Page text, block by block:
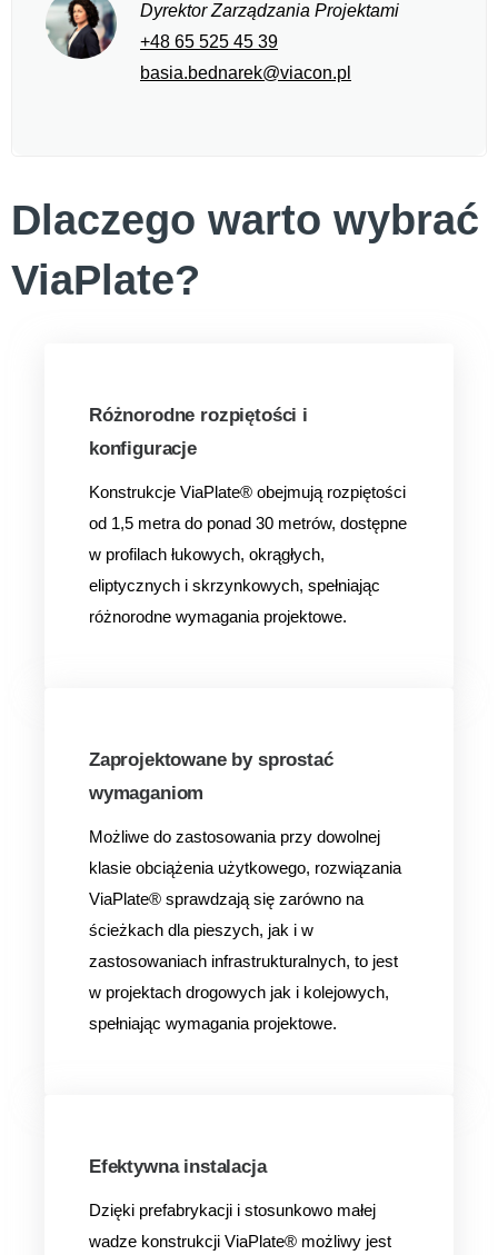
Dyrektor Zarządzania Projektami
+48 65 525 45 39
basia.bednarek@viacon.pl
Dlaczego warto wybrać
ViaPlate?
Różnorodne rozpiętości i
konfiguracje
Konstrukcje ViaPlate® obejmują rozpiętości
od 1,5 metra do ponad 30 metrów, dostępne
w profilach łukowych, okrągłych,
eliptycznych i skrzynkowych, spełniając
różnorodne wymagania projektowe.
Zaprojektowane by sprostać
wymaganiom
Możliwe do zastosowania przy dowolnej
klasie obciążenia użytkowego, rozwiązania
ViaPlate® sprawdzają się zarówno na
ścieżkach dla pieszych, jak i w
zastosowaniach infrastrukturalnych, to jest
w projektach drogowych jak i kolejowych,
spełniając wymagania projektowe.
Efektywna instalacja
Dzięki prefabrykacji i stosunkowo małej
wadze konstrukcji ViaPlate® możliwy jest